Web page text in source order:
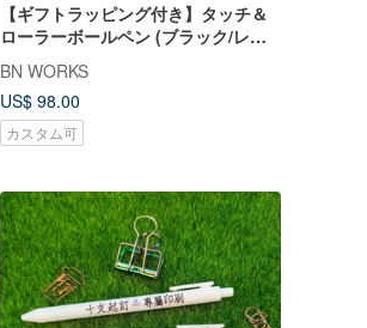
【ギフトラッピング付き】タッチ＆
ローラーボールペン (ブラック/レッ
ドカッパー) カスタム刻印サービス込
み
BN WORKS
US$ 98.00
カスタム可